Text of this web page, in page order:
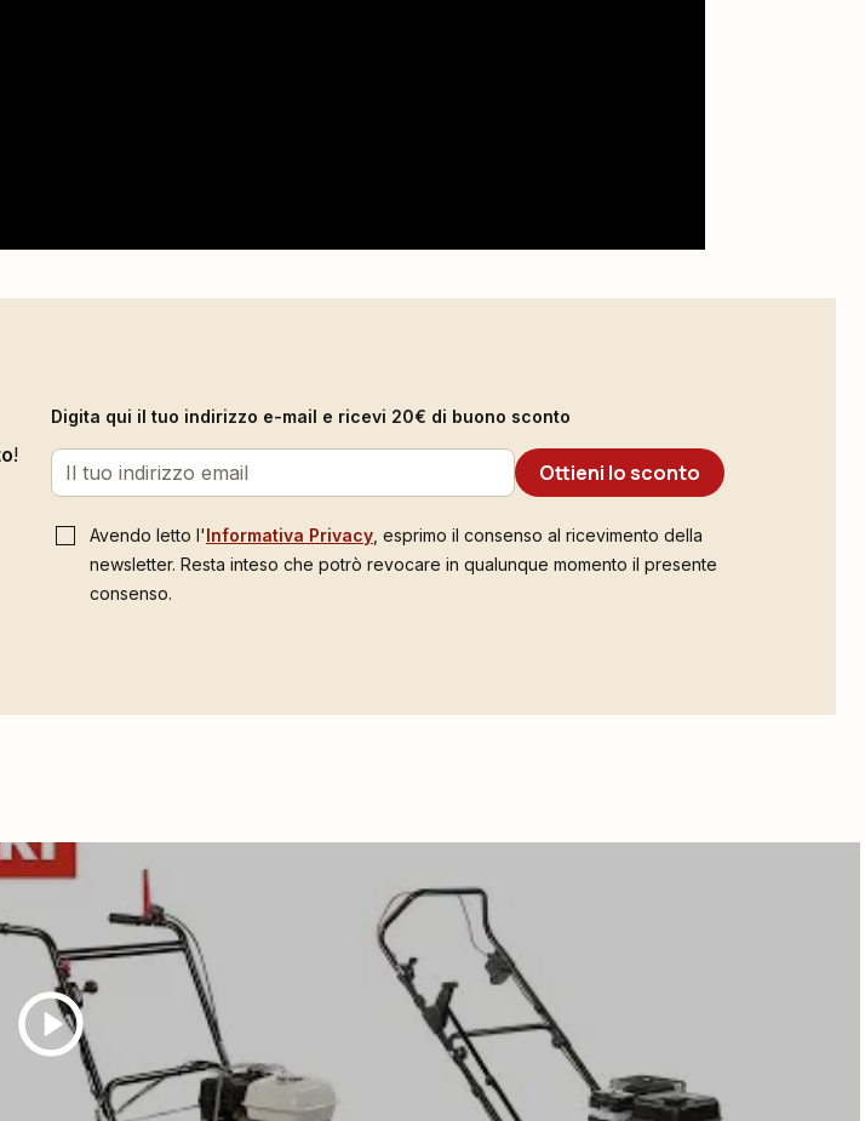
!
Digita qui il tuo indirizzo e-mail e ricevi 20€ di buono sconto
Ottieni lo sconto
Avendo letto l'Informativa Privacy , esprimo il consenso al ricevimento della
newsletter. Resta inteso che potrò revocare in qualunque momento il presente
consenso.